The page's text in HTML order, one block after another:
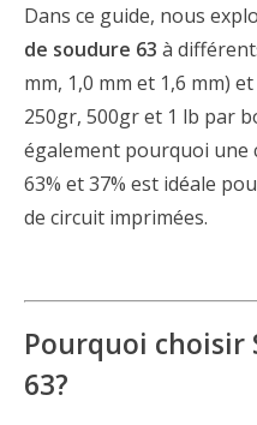
Dans ce guide, nous
de soudure 63 à
mm, 1,0 mm et 1,6 mm)
250gr, 500gr et 1 lb par
également pourquoi une
63% et 37% est idéale
de circuit imprimées.
Pourquoi choisir
63?